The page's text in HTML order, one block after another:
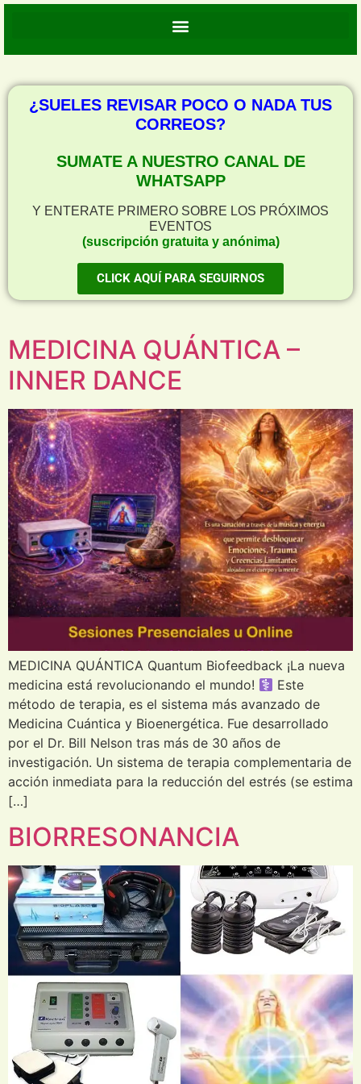
¿SUELES REVISAR POCO O NADA TUS
CORREOS?
SUMATE A NUESTRO CANAL DE
WHATSAPP
Y ENTERATE PRIMERO SOBRE LOS PRÓXIMOS
EVENTOS
(suscripción gratuita y anónima)
CLICK AQUÍ PARA SEGUIRNOS
MEDICINA QUÁNTICA –
INNER DANCE
MEDICINA QUÁNTICA Quantum Biofeedback ¡La nueva
medicina está revolucionando el mundo!
​ Este
método de terapia, es el sistema más avanzado de
Medicina Cuántica y Bioenergética. Fue desarrollado
por el Dr. Bill Nelson tras más de 30 años de
investigación. Un sistema de terapia complementaria de
acción inmediata para la reducción del estrés (se estima
[…]
BIORRESONANCIA